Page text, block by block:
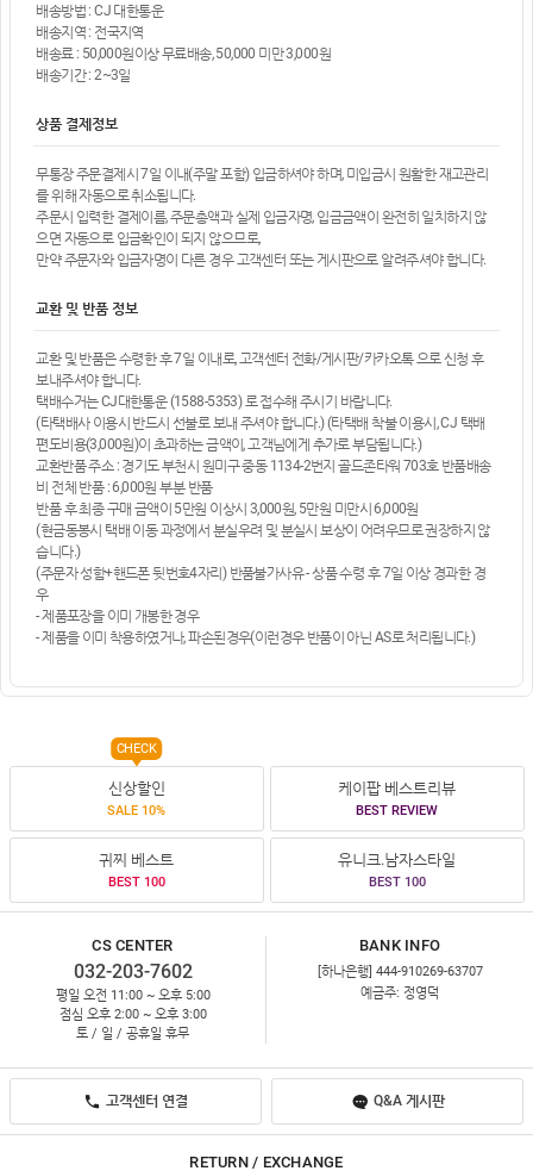
배송방법 : CJ 대한통운
배송지역 : 전국지역
배송료 : 50,000원이상 무료배송, 50,000 미만 3,000원
배송기간 : 2~3일
상품 결제정보
무통장 주문결제시 7일 이내(주말 포함) 입금하셔야 하며, 미입금시 원활한 재고관리
를 위해 자동으로 취소됩니다.
주문시 입력한 결제이름, 주문총액과 실제 입금자명, 입금금액이 완전히 일치하지 않
으면 자동으로 입금확인이 되지 않으므로,
만약 주문자와 입금자명이 다른 경우 고객센터 또는 게시판으로 알려주셔야 합니다.
교환 및 반품 정보
교환 및 반품은 수령한 후 7일 이내로, 고객센터 전화/게시판/카카오톡 으로 신청 후
보내주셔야 합니다.
택배수거는 CJ대한통운 (1588-5353) 로 접수해 주시기 바랍니다.
(타택배사 이용시 반드시 선불로 보내 주셔야 합니다.) (타택배 착불 이용시, CJ 택배
편도비용(3,000원)이 초과하는 금액이, 고객님에게 추가로 부담됩니다.)
교환반품 주소 : 경기도 부천시 원미구 중동 1134-2번지 골드존타워 703호 반품배송
비 전체 반품 : 6,000원 부분 반품
반품 후 최종 구매 금액이 5만원 이상시 3,000원, 5만원 미만시 6,000원
(현금동봉시 택배 이동 과정에서 분실우려 및 분실시 보상이 어려우므로 권장하지 않
습니다.)
(주문자 성함+핸드폰 뒷번호4자리) 반품불가사유 - 상품 수령 후 7일 이상 경과한 경
우
- 제품포장을 이미 개봉한 경우
- 제품을 이미 착용하였거나, 파손된경우(이런경우 반품이 아닌 AS로 처리됩니다.)
신상할인
SALE 10%
CHECK
케이팝 베스트리뷰
BEST REVIEW
귀찌 베스트
BEST 100
유니크.남자스타일
BEST 100
CS CENTER
032-203-7602
평일 오전 11:00 ~ 오후 5:00
점심 오후 2:00 ~ 오후 3:00
토 / 일 / 공휴일 휴무
BANK INFO
[하나은행] 444-910269-63707
예금주: 정영덕
고객센터 연결 Q&A 게시판
RETURN / EXCHANGE